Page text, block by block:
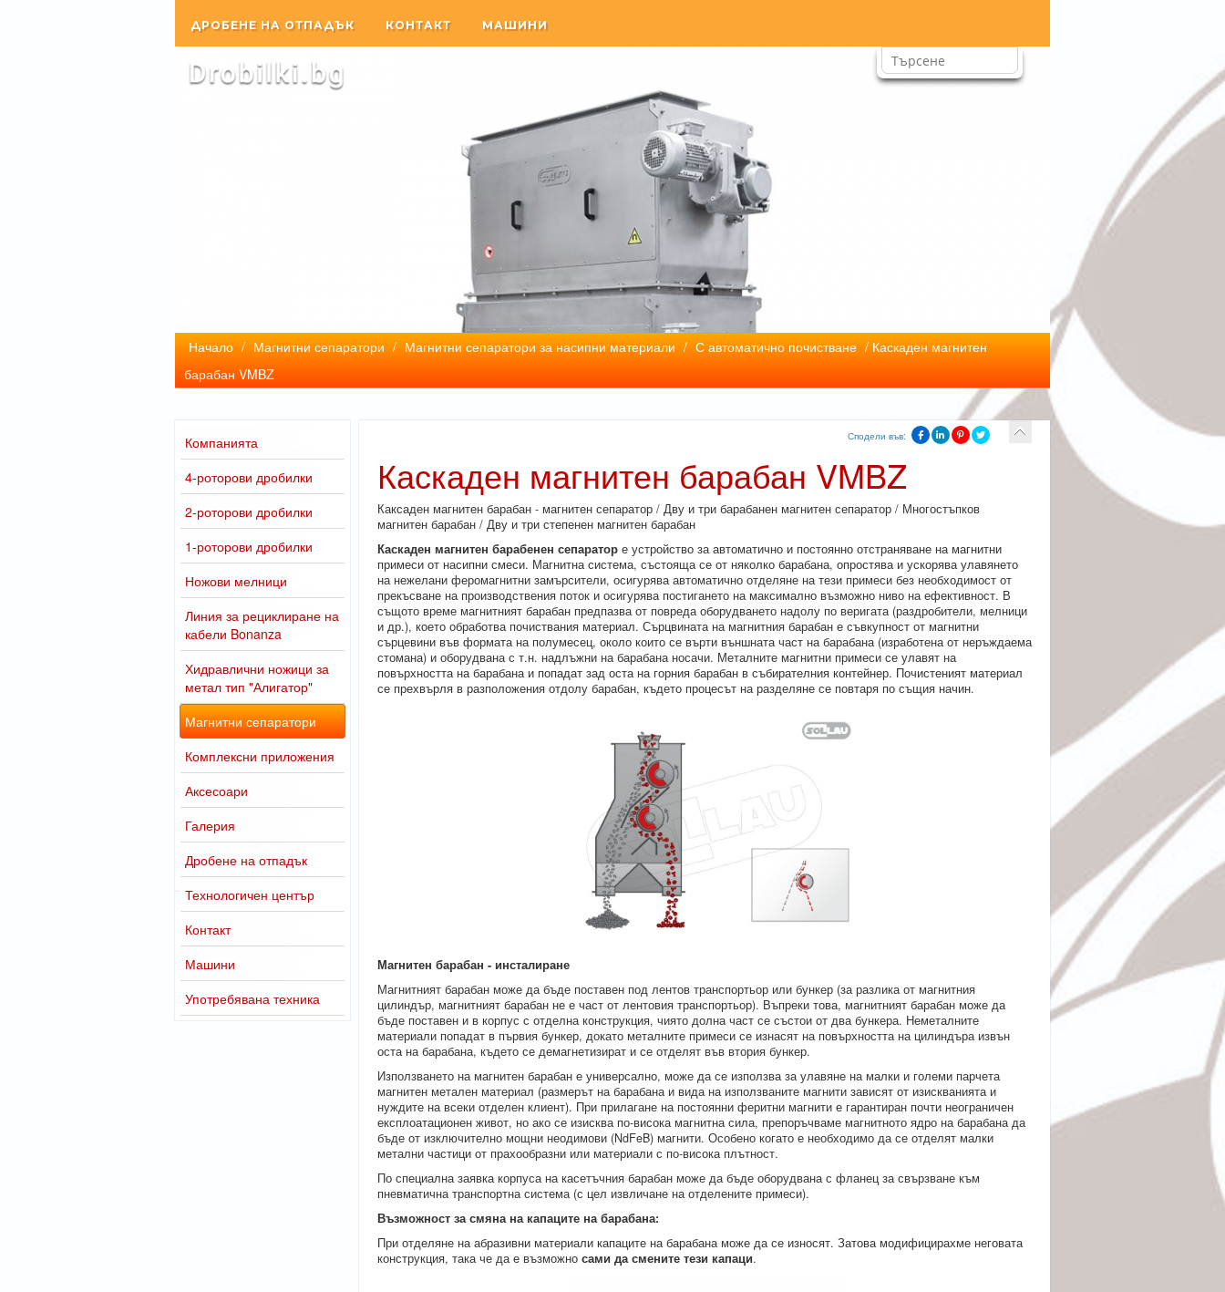
ДРОБЕНЕ НА ОТПАДЪК КОНТАКТ МАШИНИ
Начало / Магнитни сепаратори / Магнитни сепаратори за насипни материали / С автоматично почистване / Каскаден магнитен
барабан VMBZ
Компанията
4-роторови дробилки
2-роторови дробилки
1-роторови дробилки
Ножови мелници
Линия за рециклиране на
кабели Bonanza
Хидравлични ножици за
метал тип "Алигатор"
Магнитни сепаратори
Комплексни приложения
Аксесоари
Галерия
Дробене на отпадък
Технологичен център
Контакт
Машини
Употребявана техника
Сподели във:
Каскаден магнитен барабан VMBZ
Каксаден магнитен барабан - магнитен сепаратор / Дву и три барабанен магнитен сепаратор / Многостъпков
магнитен барабан / Дву и три степенен магнитен барабан
Каскаден магнитен барабенен сепараторе устройство за автоматично и постоянно отстраняване на магнитни
примеси от насипни смеси. Магнитна система, състояща се от няколко барабана, опростява и ускорява улавянето
на нежелани феромагнитни замърсители, осигурява автоматично отделяне на тези примеси без необходимост от
прекъсване на производствения поток и осигурява постигането на максимално възможно ниво на ефективност. В
същото време магнитният барабан предпазва от повреда оборудването надолу по веригата (раздробители, мелници
и др.), което обработва почиствания материал. Сърцвината на магнитния барабан е съвкупност от магнитни
сърцевини във формата на полумесец, около които се върти външната част на барабана (изработена от неръждаема
стомана) и оборудвана с т.н. надлъжни на барабана носачи. Металните магнитни примеси се улавят на
повърхността на барабана и попадат зад оста на горния барабан в събирателния контейнер. Почистеният материал
се прехвърля в разположения отдолу барабан, където процесът на разделяне се повтаря по същия начин.
Магнитен барабан - инсталиране
Магнитният барабан може да бъде поставен под лентов транспортьор или бункер (за разлика от магнитния
цилиндър, магнитният барабан не е част от лентовия транспортьор). Въпреки това, магнитният барабан може да
бъде поставен и в корпус с отделна конструкция, чиято долна част се състои от два бункера. Неметалните
материали попадат в първия бункер, докато металните примеси се изнасят на повърхността на цилиндъра извън
оста на барабана, където се демагнетизират и се отделят във втория бункер.
Използването на магнитен барабан е универсално, може да се използва за улавяне на малки и големи парчета
магнитен метален материал (размерът на барабана и вида на използваните магнити зависят от изискванията и
нуждите на всеки отделен клиент). При прилагане на постоянни феритни магнити е гарантиран почти неограничен
експлоатационен живот, но ако се изисква по-висока магнитна сила, препоръчваме магнитното ядро на барабана да
бъде от изключително мощни неодимови (NdFeB) магнити. Особено когато е необходимо да се отделят малки
метални частици от прахообразни или материали с по-висока плътност.
По специална заявка корпуса на касетъчния барабан може да бъде оборудвана с фланец за свързване към
пневматична транспортна система (с цел извличане на отделените примеси).
Възможност за смяна на капаците на барабана:
При отделяне на абразивни материали капаците на барабана може да се износят. Затова модифицирахме неговата
конструкция, така че да е възможно сами да смените тези капаци.